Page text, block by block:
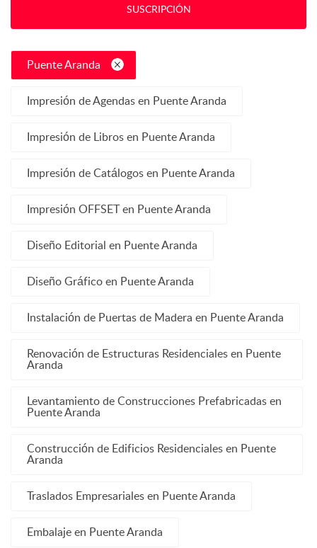
SUSCRIPCIÓN
Puente Aranda
Impresión de Agendas en Puente Aranda
Impresión de Libros en Puente Aranda
Impresión de Catálogos en Puente Aranda
Impresión OFFSET en Puente Aranda
Diseño Editorial en Puente Aranda
Diseño Gráfico en Puente Aranda
Instalación de Puertas de Madera en Puente Aranda
Renovación de Estructuras Residenciales en Puente
Aranda
Levantamiento de Construcciones Prefabricadas en
Puente Aranda
Construcción de Edificios Residenciales en Puente
Aranda
Traslados Empresariales en Puente Aranda
Embalaje en Puente Aranda